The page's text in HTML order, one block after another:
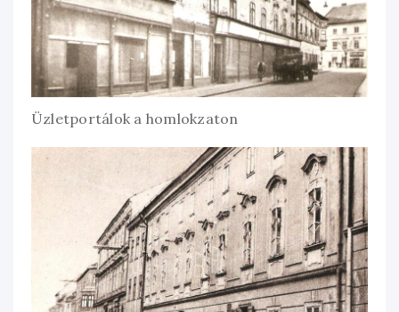
Üzletportálok a homlokzaton